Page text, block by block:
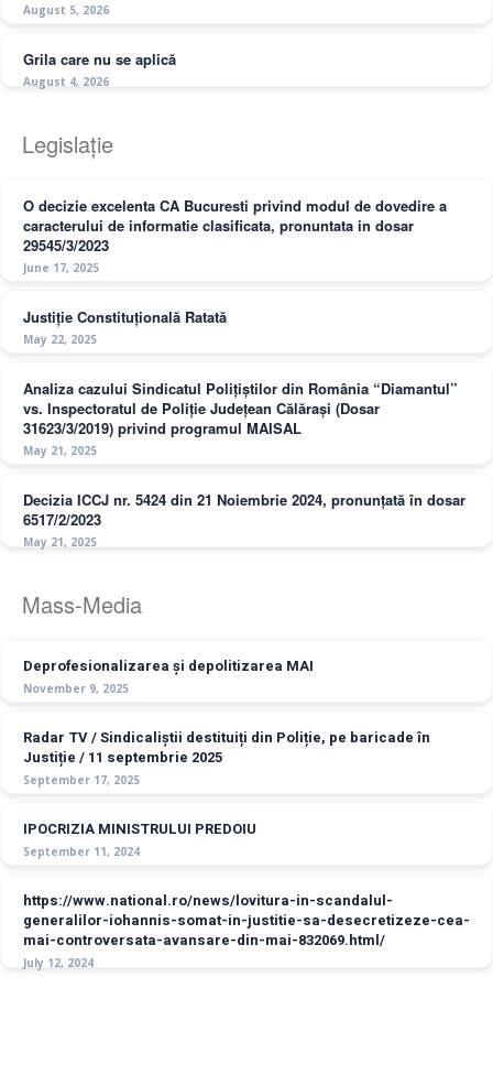
August 5, 2026
Grila care nu se aplică
August 4, 2026
Legislație
O decizie excelenta CA Bucuresti privind modul de dovedire a
caracterului de informatie clasificata, pronuntata in dosar
29545/3/2023
June 17, 2025
Justiție Constituțională Ratată
May 22, 2025
Analiza cazului Sindicatul Polițiștilor din România “Diamantul”
vs. Inspectoratul de Poliție Județean Călărași (Dosar
31623/3/2019) privind programul MAISAL
May 21, 2025
Decizia ICCJ nr. 5424 din 21 Noiembrie 2024, pronunțată în dosar
6517/2/2023
May 21, 2025
Mass-Media
Deprofesionalizarea și depolitizarea MAI
November 9, 2025
Radar TV / Sindicaliștii destituiți din Poliție, pe baricade în
Justiție / 11 septembrie 2025
September 17, 2025
IPOCRIZIA MINISTRULUI PREDOIU
September 11, 2024
https://www.national.ro/news/lovitura-in-scandalul-
generalilor-iohannis-somat-in-justitie-sa-desecretizeze-cea-
mai-controversata-avansare-din-mai-832069.html/
July 12, 2024